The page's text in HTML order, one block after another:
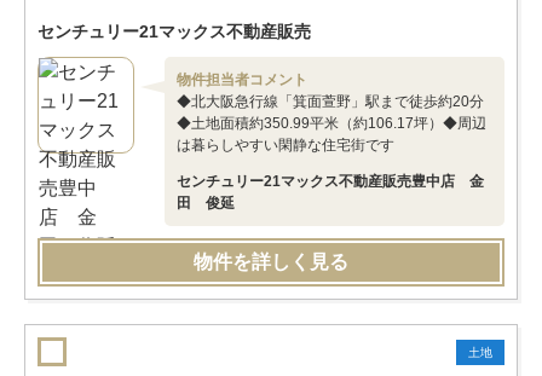
センチュリー21マックス不動産販売
物件担当者コメント
◆北大阪急行線「箕面萱野」駅まで徒歩約20分
◆土地面積約350.99平米（約106.17坪）◆周辺
は暮らしやすい閑静な住宅街です
センチュリー21マックス不動産販売豊中店 金
田 俊延
物件を詳しく見る
土地